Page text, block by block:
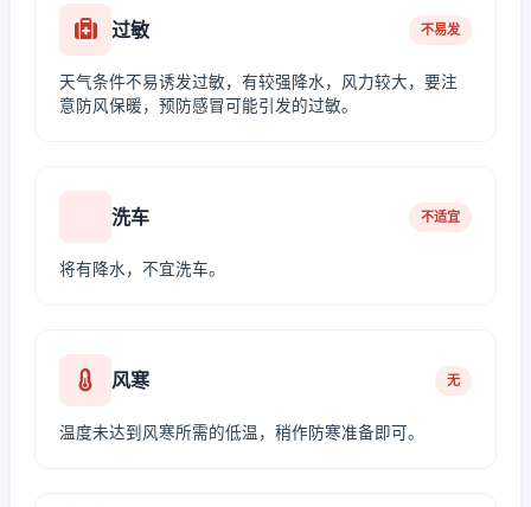
过敏 不易发
天气条件不易诱发过敏，有较强降水，风力较大，要注
意防风保暖，预防感冒可能引发的过敏。
洗车 不适宜
将有降水，不宜洗车。
风寒 无
温度未达到风寒所需的低温，稍作防寒准备即可。